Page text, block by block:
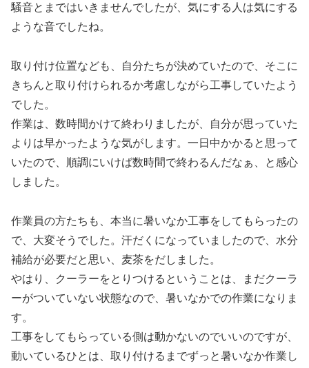
騒音とまではいきませんでしたが、気にする人は気にする
ような音でしたね。
取り付け位置なども、自分たちが決めていたので、そこに
きちんと取り付けられるか考慮しながら工事していたよう
でした。
作業は、数時間かけて終わりましたが、自分が思っていた
よりは早かったような気がします。一日中かかると思って
いたので、順調にいけば数時間で終わるんだなぁ、と感心
しました。
作業員の方たちも、本当に暑いなか工事をしてもらったの
で、大変そうでした。汗だくになっていましたので、水分
補給が必要だと思い、麦茶をだしました。
やはり、クーラーをとりつけるということは、まだクーラ
ーがついていない状態なので、暑いなかでの作業になりま
す。
工事をしてもらっている側は動かないのでいいのですが、
動いているひとは、取り付けるまでずっと暑いなか作業し